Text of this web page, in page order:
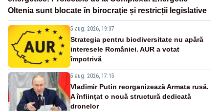
Oltenia sunt blocate în birocrație și restricții legislative
5 aug. 2026, 19:37
Strategia pentru biodiversitate nu apără
interesele României. AUR a votat
împotrivă
5 aug. 2026, 17:15
Vladimir Putin reorganizează Armata rusă.
A înființat o nouă structură dedicată
dronelor